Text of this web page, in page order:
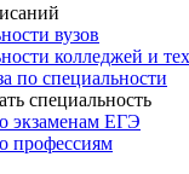
вузов
колледжей и
по специальности
специальность
экзаменам ЕГЭ
профессиям